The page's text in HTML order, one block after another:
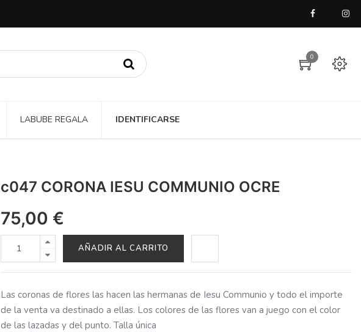
0
LABUBE REGALA IDENTIFICARSE
c047 CORONA IESU COMMUNIO OCRE
75,00 €
AÑADIR AL CARRITO
Las coronas de flores las hacen las hermanas de Iesu Communio y todo el importe
de la venta va destinado a ellas. Los colores de las flores van a juego con el color
de las lazadas y del punto. Talla única